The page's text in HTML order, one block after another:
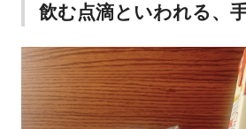
飲む点滴といわれる、